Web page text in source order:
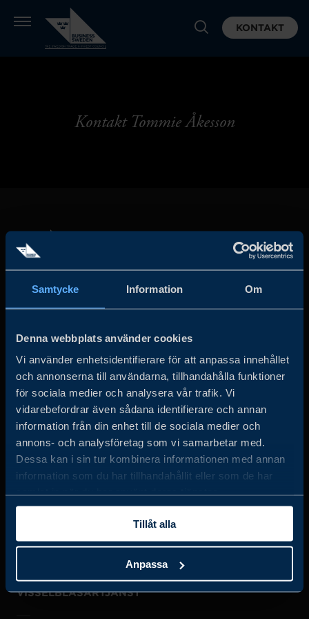
Samtycke Information Om
Denna webbplats använder cookies
Vi använder enhetsidentifierare för att anpassa innehållet
och annonserna till användarna, tillhandahålla funktioner
för sociala medier och analysera vår trafik. Vi
vidarebefordrar även sådana identifierare och annan
information från din enhet till de sociala medier och
annons- och analysföretag som vi samarbetar med.
Dessa kan i sin tur kombinera informationen med annan
information som du har tillhandahållit eller som de har
samlat in när du har använt deras tjänster.
Tillåt alla
Anpassa
KONTAKT
Kontakt Tommie Åkesson
det privata näringslivet för att hjälpa svenska företag att
öka sin globala försäljning och internationella företag att
investera och expandera i Sverige.
JOBBA HOS OSS
OM OSS
VISSELBLÅSARTJÄNST